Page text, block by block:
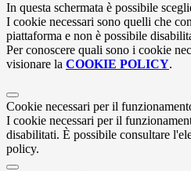
In questa schermata è possibile
I cookie necessari sono quelli che
piattaforma e non è possibile
Per conoscere quali sono i cookie
visionare la COOKIE POLICY.
Cookie necessari per il
I cookie necessari per il
disabilitati. È possibile consultare
policy.